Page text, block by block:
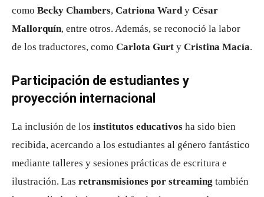
como Becky Chambers, Catriona Wardy César
Mallorquín, entre otros. Además, se reconoció la labor
de los traductores, como Carlota Gurt y Cristina Macía.
Participación de estudiantes y
proyección internacional
La inclusión de los institutos educativos ha sido bien
recibida, acercando a los estudiantes al género fantástico
mediante talleres y sesiones prácticas de escritura e
ilustración. Las retransmisiones por streaming también